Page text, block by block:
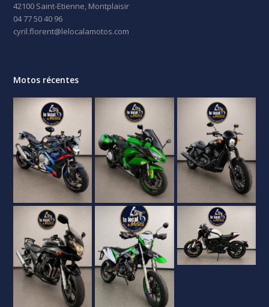
42100 Saint-Etienne, Montplaisir
04 77 50 40 96
cyril.florent@lelocalamotos.com
Motos récentes